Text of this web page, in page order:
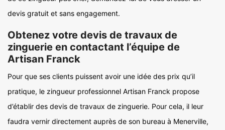
devis gratuit et sans engagement.
Obtenez votre devis de travaux de
zinguerie en contactant l’équipe de
Artisan Franck
Pour que ses clients puissent avoir une idée des prix qu’il
pratique, le zingueur professionnel Artisan Franck propose
d’établir des devis de travaux de zinguerie. Pour cela, il leur
faudra vernir directement auprès de son bureau à Menerville,